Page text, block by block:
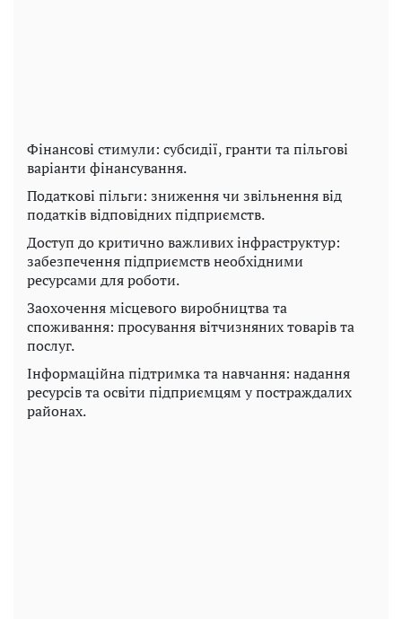
Фінансові стимули: субсидії, гранти та пільгові
варіанти фінансування.
Податкові пільги: зниження чи звільнення від
податків відповідних підприємств.
Доступ до критично важливих інфраструктур:
забезпечення підприємств необхідними
ресурсами для роботи.
Заохочення місцевого виробництва та
споживання: просування вітчизняних товарів та
послуг.
Інформаційна підтримка та навчання: надання
ресурсів та освіти підприємцям у постраждалих
районах.